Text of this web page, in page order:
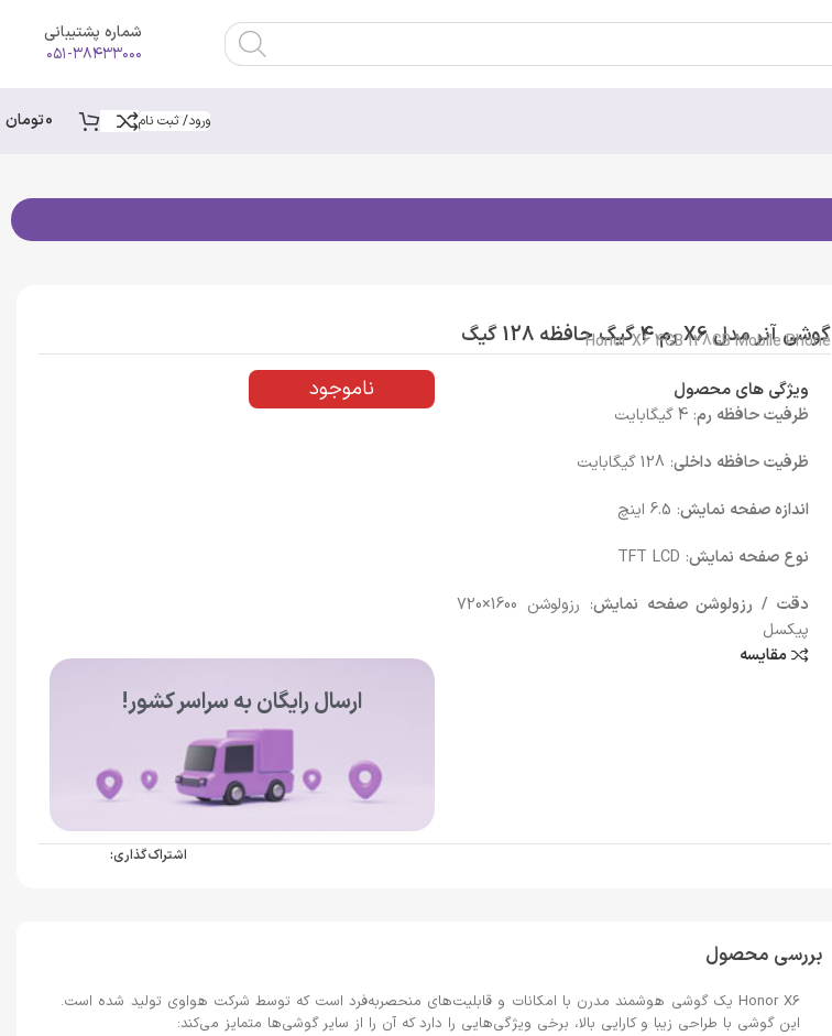
شماره پشتیبانی
۰۵۱-۳۸۴۳۳۰۰۰
ورود/ ثبت نام 0تومان
گوشی آنر مدل X6 رم 4 گیگ حافظه 128 گیگ
Honor X6 4GB 128GB Mobile Phone
ویژگی های محصول
ظرفیت حافظه رم: 4 گیگابایت
ظرفیت حافظه داخلی: 128 گیگابایت
اندازه صفحه نمایش: 6.5 اینچ
نوع صفحه نمایش: TFT LCD
دقت / رزولوشن صفحه نمایش
: رزولوشن 1600×720
پیکسل
مقایسه
ناموجود
ارسال رایگان به سراسر کشور!
اشتراک گذاری:
بررسی محصول
Honor X6 یک گوشی هوشمند مدرن با امکانات و قابلیت‌های منحصربه‌فرد است که توسط شرکت هواوی تولید شده است.
این گوشی با طراحی زیبا و کارایی بالا، برخی ویژگی‌هایی را دارد که آن را از سایر گوشی‌ها متمایز می‌کند: